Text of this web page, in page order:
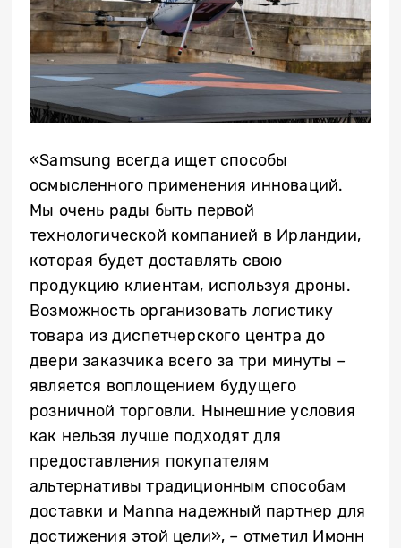
«Samsung всегда ищет способы
осмысленного применения инноваций.
Мы очень рады быть первой
технологической компанией в Ирландии,
которая будет доставлять свою
продукцию клиентам, используя дроны.
Возможность организовать логистику
товара из диспетчерского центра до
двери заказчика всего за три минуты –
является воплощением будущего
розничной торговли. Hынешние условия
как нельзя лучше подходят для
предоставления покупателям
альтернативы традиционным способам
доставки и Manna надежный партнер для
достижения этой цели», – отметил Имонн